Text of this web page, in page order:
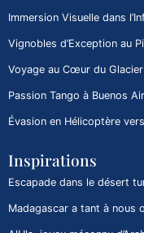
Immersion Visuelle dans
Vignobles d’Exception au
Voyage au Cœur du
Passion Tango à Buenos
Évasion en Hélicoptère
Inspirations
Escapade dans le désert
Madagascar a tant à nous